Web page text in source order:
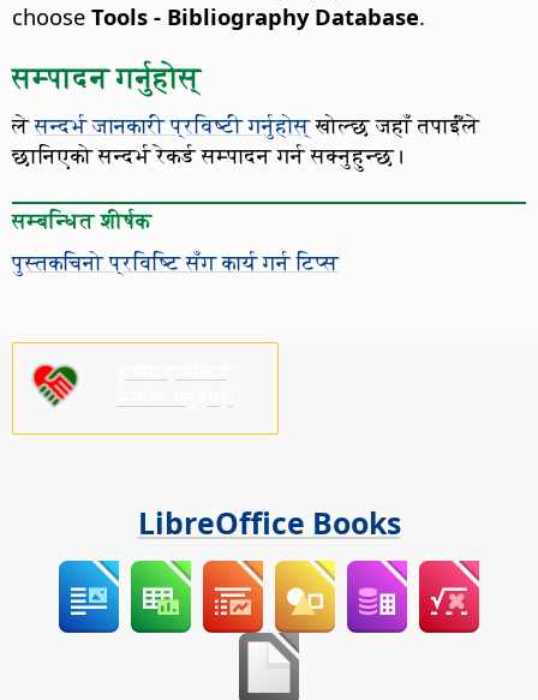
choose Tools - Bibliography Database.
सम्पादन गर्नुहोस्
लेसन्दर्भ जानकारी प्रविष्टी गर्नुहोस्खोल्छ जहाँ तपाईँले
छानिएको सन्दर्भ रेकर्ड सम्पादन गर्न सक्नुहुन्छ।
सम्बन्धित शीर्षक
पुस्तकचिनो प्रविष्टि सँग कार्य गर्न टिप्स
LibreOffice Books